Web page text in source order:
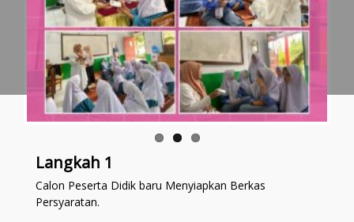
Langkah 1
Calon Peserta Didik baru Menyiapkan Berkas
Persyaratan.